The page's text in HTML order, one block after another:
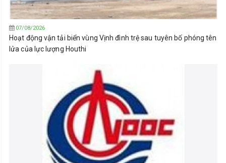
07/08/2026
Hoạt động vận tải biển vùng Vịnh đình trệ sau tuyên bố phóng tên
lửa của lực lượng Houthi